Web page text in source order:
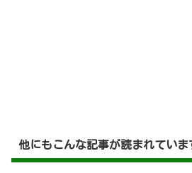
他にもこんな記事が読まれていま